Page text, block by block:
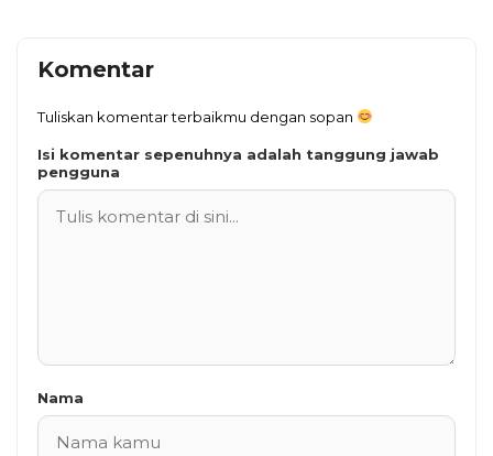
Komentar
Tuliskan komentar terbaikmu dengan sopan
Isi komentar sepenuhnya adalah tanggung jawab
pengguna
Nama